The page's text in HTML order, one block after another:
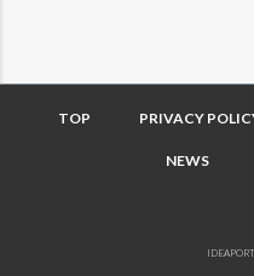
TOP PRIVACY
NEWS